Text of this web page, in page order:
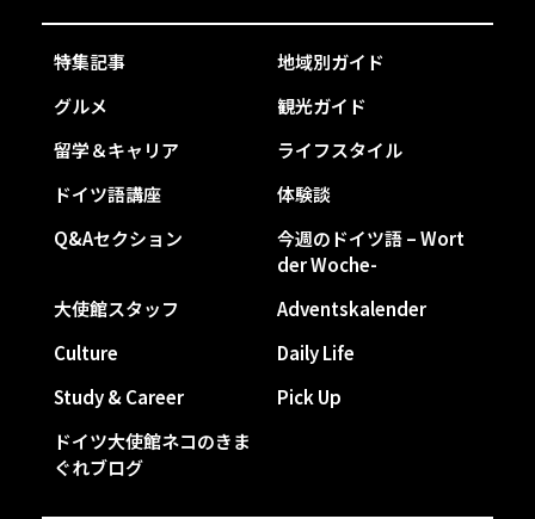
特集記事
地域別ガイド
グルメ
観光ガイド
留学＆キャリア
ライフスタイル
ドイツ語講座
体験談
Q&Aセクション
今週のドイツ語 – Wort
der Woche-
大使館スタッフ
Adventskalender
Culture
Daily Life
Study & Career
Pick Up
ドイツ大使館ネコのきま
ぐれブログ